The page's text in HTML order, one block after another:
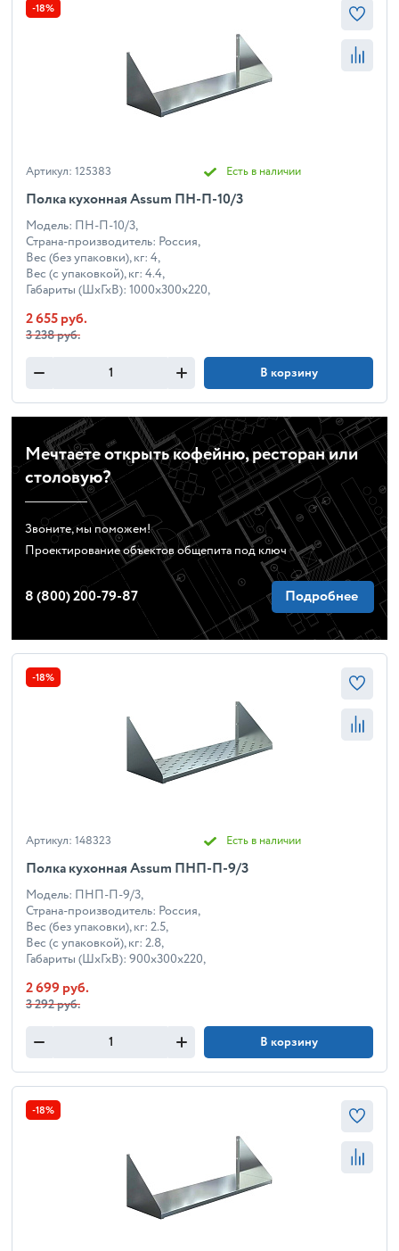
-18%
Артикул: 125383 Есть в наличии
Полка кухонная Assum ПН-П-10/3
Модель: ПН-П-10/3,
Страна-производитель: Россия,
Вес (без упаковки), кг: 4,
Вес (с упаковкой), кг: 4.4,
Габариты (ШхГхВ): 1000x300x220,
2 655 руб.
3 238 руб.
В корзину
Мечтаете открыть кофейню, ресторан или
столовую?
Звоните, мы поможем!
Проектирование объектов общепита под ключ
8 (800) 200-79-87 Подробнее
-18%
Артикул: 148323 Есть в наличии
Полка кухонная Assum ПНП-П-9/3
Модель: ПНП-П-9/3,
Страна-производитель: Россия,
Вес (без упаковки), кг: 2.5,
Вес (с упаковкой), кг: 2.8,
Габариты (ШхГхВ): 900x300x220,
2 699 руб.
3 292 руб.
В корзину
-18%